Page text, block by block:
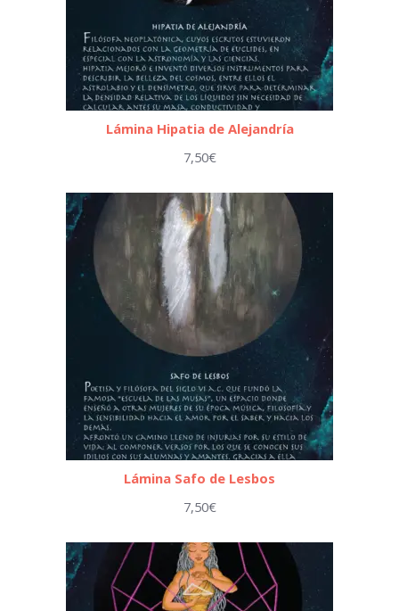
Lámina Hipatia de Alejandría
7,50€
Lámina Safo de Lesbos
7,50€